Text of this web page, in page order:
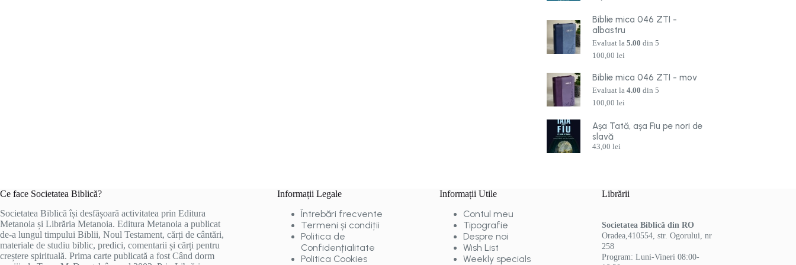
Biblie mica 046 ZTI -
albastru
Evaluat la5.00 din 5
100,00lei
Biblie mica 046 ZTI - mov
Evaluat la4.00 din 5
100,00lei
Așa Tată, așa Fiu pe nori de
slavă
43,00lei
Ce face Societatea Biblică?
Societatea Biblică își desfășoară activitatea prin Editura
Metanoia și Librăria Metanoia. Editura Metanoia a publicat
de-a lungul timpului Biblii, Noul Testament, cărți de cântări,
materiale de studiu biblic, predici, comentarii și cărți pentru
creștere spirituală. Prima carte publicată a fost Când dorm
Informații Legale
Întrebări frecvente
Termeni și condiții
Politica de
Confidențialitate
Politica Cookies
Informații Utile
Contul meu
Tipografie
Despre noi
Wish List
Weekly specials
Librării
Societatea Biblică din RO
Oradea,410554, str. Ogorului, nr
258
Program: Luni-Vineri 08:00-